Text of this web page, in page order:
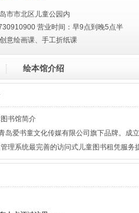
市市北区儿童公园内
营业时间：早9点到晚5点半
意绘画课、手工折纸课
绘本馆介绍
书馆简介
岛爱书童文化传媒有限公司旗下品牌。成
理系统最完善的访问式儿童图书租凭服务